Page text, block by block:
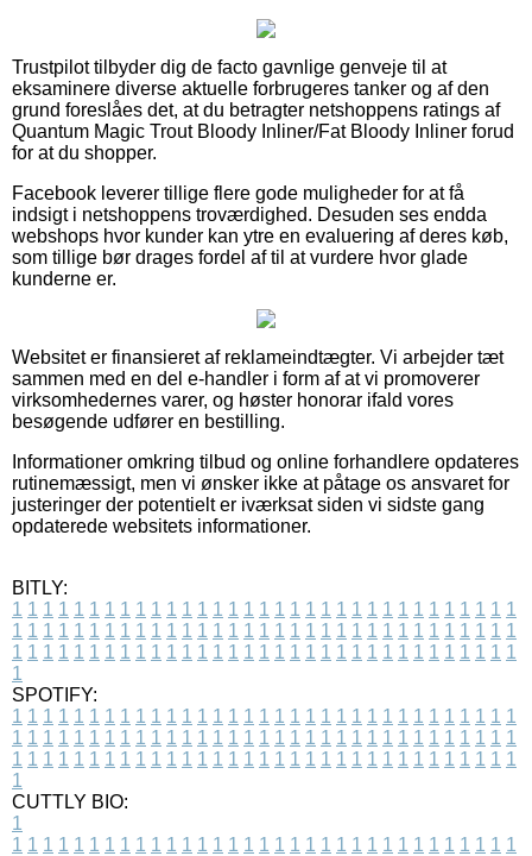
Trustpilot tilbyder dig de facto gavnlige genveje til at
eksaminere diverse aktuelle forbrugeres tanker og af den
grund foreslåes det, at du betragter netshoppens ratings af
Quantum Magic Trout Bloody Inliner/Fat Bloody Inliner forud
for at du shopper.
Facebook leverer tillige flere gode muligheder for at få
indsigt i netshoppens troværdighed. Desuden ses endda
webshops hvor kunder kan ytre en evaluering af deres køb,
som tillige bør drages fordel af til at vurdere hvor glade
kunderne er.
Websitet er finansieret af reklameindtægter. Vi arbejder tæt
sammen med en del e-handler i form af at vi promoverer
virksomhedernes varer, og høster honorar ifald vores
besøgende udfører en bestilling.
Informationer omkring tilbud og online forhandlere opdateres
rutinemæssigt, men vi ønsker ikke at påtage os ansvaret for
justeringer der potentielt er iværksat siden vi sidste gang
opdaterede websitets informationer.
BITLY:
1 1 1 1 1 1 1 1 1 1 1 1 1 1 1 1 1 1 1 1 1 1 1 1 1 1 1 1 1 1 1 1 1
1 1 1 1 1 1 1 1 1 1 1 1 1 1 1 1 1 1 1 1 1 1 1 1 1 1 1 1 1 1 1 1 1
1 1 1 1 1 1 1 1 1 1 1 1 1 1 1 1 1 1 1 1 1 1 1 1 1 1 1 1 1 1 1 1 1
1
SPOTIFY:
1 1 1 1 1 1 1 1 1 1 1 1 1 1 1 1 1 1 1 1 1 1 1 1 1 1 1 1 1 1 1 1 1
1 1 1 1 1 1 1 1 1 1 1 1 1 1 1 1 1 1 1 1 1 1 1 1 1 1 1 1 1 1 1 1 1
1 1 1 1 1 1 1 1 1 1 1 1 1 1 1 1 1 1 1 1 1 1 1 1 1 1 1 1 1 1 1 1 1
1
CUTTLY BIO:
1
1 1 1 1 1 1 1 1 1 1 1 1 1 1 1 1 1 1 1 1 1 1 1 1 1 1 1 1 1 1 1 1 1